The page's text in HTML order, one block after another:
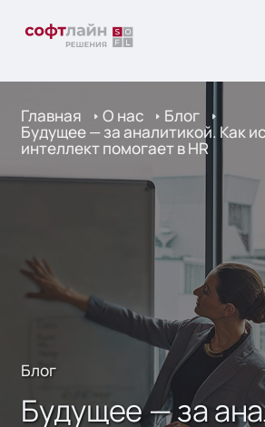
Главная О нас Блог
Будущее — за аналитикой. Как
интеллект помогает в HR
Блог
Будущее — за